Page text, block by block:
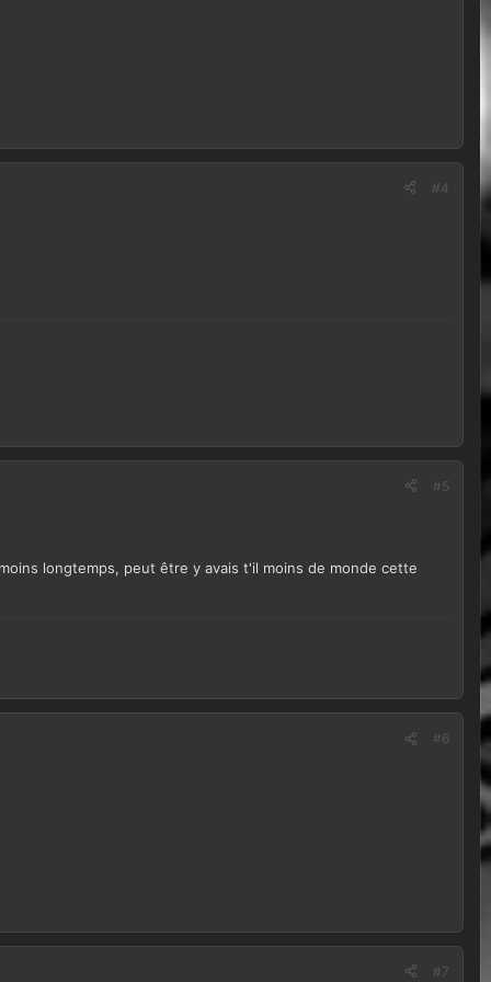
#4
#5
longtemps, peut être y avais t'il moins de monde cette
#6
#7